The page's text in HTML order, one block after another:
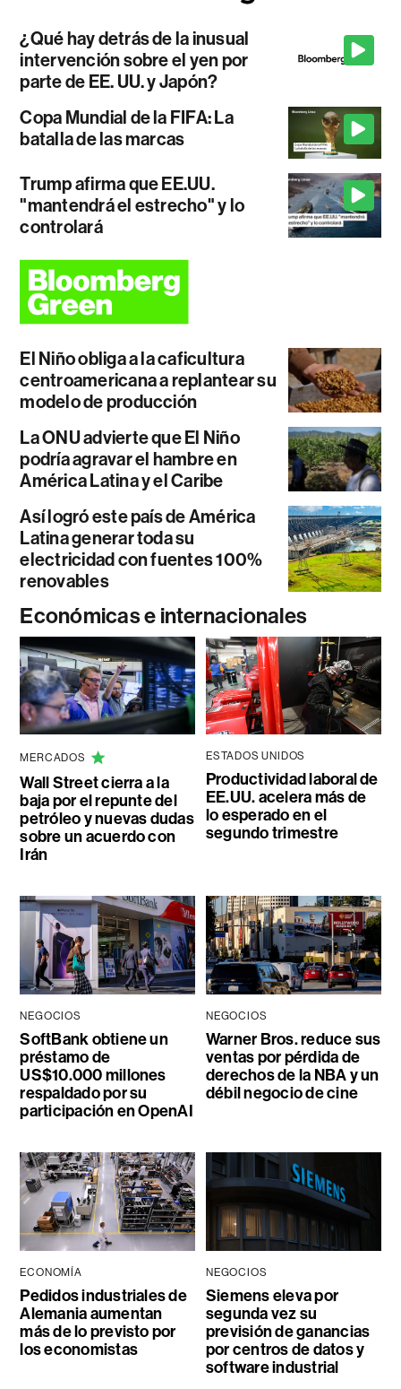
¿Qué hay detrás de la inusual
intervención sobre el yen por
parte de EE. UU. y Japón?
Copa Mundial de la FIFA: La
batalla de las marcas
Trump afirma que EE.UU.
"mantendrá el estrecho" y lo
controlará
El Niño obliga a la caficultura
centroamericana a replantear su
modelo de producción
La ONU advierte que El Niño
podría agravar el hambre en
América Latina y el Caribe
Así logró este país de América
Latina generar toda su
electricidad con fuentes 100%
renovables
Económicas e internacionales
MERCADOS
Wall Street cierra a la
baja por el repunte del
petróleo y nuevas dudas
sobre un acuerdo con
Irán
ESTADOS UNIDOS
Productividad laboral de
EE.UU. acelera más de
lo esperado en el
segundo trimestre
NEGOCIOS
SoftBank obtiene un
préstamo de
US$10.000 millones
respaldado por su
participación en OpenAI
NEGOCIOS
Warner Bros. reduce sus
ventas por pérdida de
derechos de la NBA y un
débil negocio de cine
ECONOMÍA
Pedidos industriales de
Alemania aumentan
más de lo previsto por
los economistas
NEGOCIOS
Siemens eleva por
segunda vez su
previsión de ganancias
por centros de datos y
software industrial